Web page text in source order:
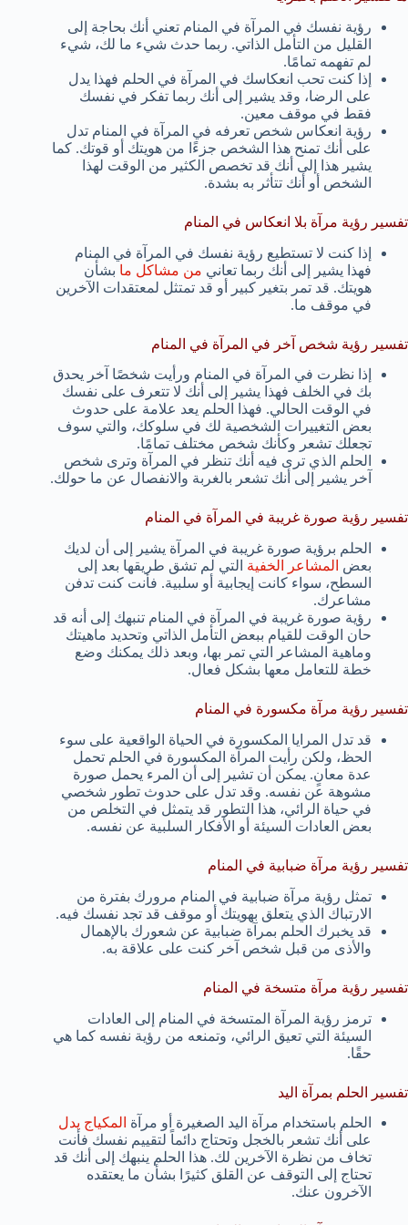
رؤية نفسك في المرآة في المنام تعني أنك بحاجة إلى
القليل من التأمل الذاتي. ربما حدث شيء ما لك، شيء
لم تفهمه تمامًا.
إذا كنت تحب انعكاسك في المرآة في الحلم فهذا يدل
على الرضا، وقد يشير إلى أنك ربما تفكر في نفسك
فقط في موقف معين.
رؤية انعكاس شخص تعرفه في المرآة في المنام تدل
على أنك تمنح هذا الشخص جزءًا من هويتك أو قوتك. كما
يشير هذا إلى أنك قد تخصص الكثير من الوقت لهذا
الشخص أو أنك تتأثر به بشدة.
تفسير رؤية مرآة بلا انعكاس في المنام
إذا كنت لا تستطيع رؤية نفسك في المرآة في المنام
فهذا يشير إلى أنك ربما تعاني من مشاكل ما بشأن
هويتك. قد تمر بتغير كبير أو قد تمتثل لمعتقدات الآخرين
في موقف ما.
تفسير رؤية شخص آخر في المرآة في المنام
إذا نظرت في المرآة في المنام ورأيت شخصًا آخر يحدق
بك في الخلف فهذا يشير إلى أنك لا تتعرف على نفسك
في الوقت الحالي. فهذا الحلم يعد علامة على حدوث
بعض التغييرات الشخصية لك في سلوكك، والتي سوف
تجعلك تشعر وكأنك شخص مختلف تمامًا.
الحلم الذي ترى فيه أنك تنظر في المرآة وترى شخص
آخر يشير إلى أنك تشعر بالغربة والانفصال عن ما حولك.
تفسير رؤية صورة غريبة في المرآة في المنام
الحلم برؤية صورة غريبة في المرآة يشير إلى أن لديك
بعض المشاعر الخفية التي لم تشق طريقها بعد إلى
السطح، سواء كانت إيجابية أو سلبية. فأنت كنت تدفن
مشاعرك.
رؤية صورة غريبة في المرآة في المنام تنبهك إلى أنه قد
حان الوقت للقيام ببعض التأمل الذاتي وتحديد ماهيتك
وماهية المشاعر التي تمر بها، وبعد ذلك يمكنك وضع
خطة للتعامل معها بشكل فعال.
تفسير رؤية مرآة مكسورة في المنام
قد تدل المرايا المكسورة في الحياة الواقعية على سوء
الحظ، ولكن رأيت المرآة المكسورة في الحلم تحمل
عدة معانٍ. يمكن أن تشير إلى أن المرء يحمل صورة
مشوهة عن نفسه. وقد تدل على حدوث تطور شخصي
في حياة الرائي، هذا التطور قد يتمثل في التخلص من
بعض العادات السيئة أو الأفكار السلبية عن نفسه.
تفسير رؤية مرآة ضبابية في المنام
تمثل رؤية مرآة ضبابية في المنام مرورك بفترة من
الارتباك الذي يتعلق بهويتك أو موقف قد تجد نفسك فيه.
قد يخبرك الحلم بمرآة ضبابية عن شعورك بالإهمال
والأذى من قبل شخص آخر كنت على علاقة به.
تفسير رؤية مرآة متسخة في المنام
ترمز رؤية المرآة المتسخة في المنام إلى العادات
السيئة التي تعيق الرائي، وتمنعه من رؤية نفسه كما هي
حقًا.
تفسير الحلم بمرآة اليد
الحلم باستخدام مرآة اليد الصغيرة أو مرآة المكياج يدل
على أنك تشعر بالخجل وتحتاج دائماً لتقييم نفسك فأنت
تخاف من نظرة الآخرين لك. هذا الحلم ينبهك إلى أنك قد
تحتاج إلى التوقف عن القلق كثيرًا بشأن ما يعتقده
الآخرون عنك.